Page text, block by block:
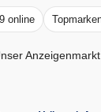
online